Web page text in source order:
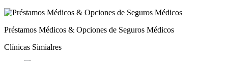
Préstamos Médicos & Opciones de Seguros Médicos
Clínicas Simialres